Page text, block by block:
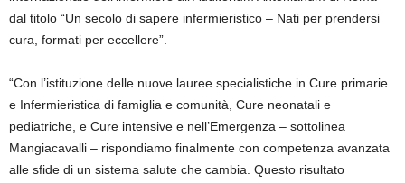
dal titolo “Un secolo di sapere infermieristico – Nati per prendersi
cura, formati per eccellere”.
“Con l’istituzione delle nuove lauree specialistiche in Cure primarie
e Infermieristica di famiglia e comunità, Cure neonatali e
pediatriche, e Cure intensive e nell’Emergenza – sottolinea
Mangiacavalli – rispondiamo finalmente con competenza avanzata
alle sfide di un sistema salute che cambia. Questo risultato